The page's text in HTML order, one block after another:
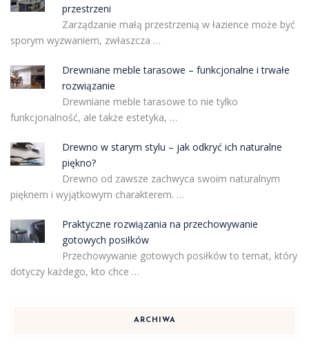
przestrzeni
Zarządzanie małą przestrzenią w łazience może być
sporym wyzwaniem, zwłaszcza …
Drewniane meble tarasowe – funkcjonalne i trwałe
rozwiązanie
Drewniane meble tarasowe to nie tylko
funkcjonalność, ale także estetyka, …
Drewno w starym stylu – jak odkryć ich naturalne
piękno?
Drewno od zawsze zachwyca swoim naturalnym
pięknem i wyjątkowym charakterem. …
Praktyczne rozwiązania na przechowywanie
gotowych posiłków
Przechowywanie gotowych posiłków to temat, który
dotyczy każdego, kto chce …
ARCHIWA